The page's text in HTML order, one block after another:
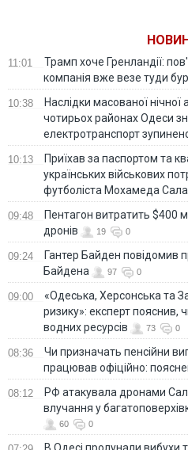
11:01
Трамп хоче Гренландії:
компанія вже везе туди
10:38
Наслідки масованої
чотирьох районах Одеси
електротранспорт
10:13
Приїхав за паспортом та
українських військових
футболіста Мохамеда
09:48
Пентагон витратить $400
дронів
19 0
09:24
Гантер Байден повідомив
Байдена
97 0
09:00
«Одеська, Херсонська та
ризику»: експерт пояснив,
водних ресурсів
73 0
08:36
Чи призначать пенсійни
працював офіційно:
08:12
РФ атакувала дронами
влучання у
60 0